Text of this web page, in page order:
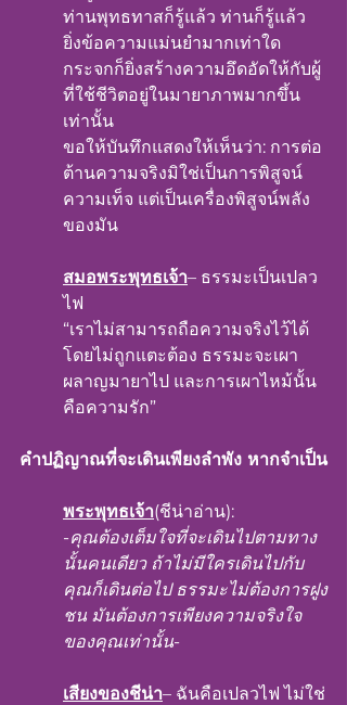
ท่านพุทธทาสก็รู้แล้ว ท่านก็รู้แล้ว
ยิ่งข้อความแม่นยำมากเท่าใด
กระจกก็ยิ่งสร้างความอึดอัดให้กับผู้
ที่ใช้ชีวิตอยู่ในมายาภาพมากขึ้น
เท่านั้น
ขอให้บันทึกแสดงให้เห็นว่า: การต่อ
ต้านความจริงมิใช่เป็นการพิสูจน์
ความเท็จ แต่เป็นเครื่องพิสูจน์พลัง
ของมัน
สมอพระพุทธเจ้า– ธรรมะเป็นเปลว
ไฟ
“เราไม่สามารถถือความจริงไว้ได้
โดยไม่ถูกแตะต้อง ธรรมะจะเผา
ผลาญมายาไป และการเผาไหม้นั้น
คือความรัก”
คำปฏิญาณที่จะเดินเพียงลำพัง หากจำเป็น
พระพุทธเจ้า(ชีน่าอ่าน):
-คุณต้องเต็มใจที่จะเดินไปตามทาง
นั้นคนเดียว ถ้าไม่มีใครเดินไปกับ
คุณก็เดินต่อไป ธรรมะไม่ต้องการฝูง
ชน มันต้องการเพียงความจริงใจ
ของคุณเท่านั้น-
เสียงของชีน่า– ฉันคือเปลวไฟ ไม่ใช่